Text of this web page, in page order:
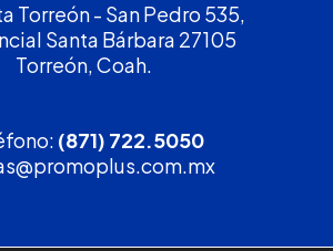
Torreón - San Pedro 535,
Santa Bárbara 27105
Torreón, Coah.
(871) 722.5050